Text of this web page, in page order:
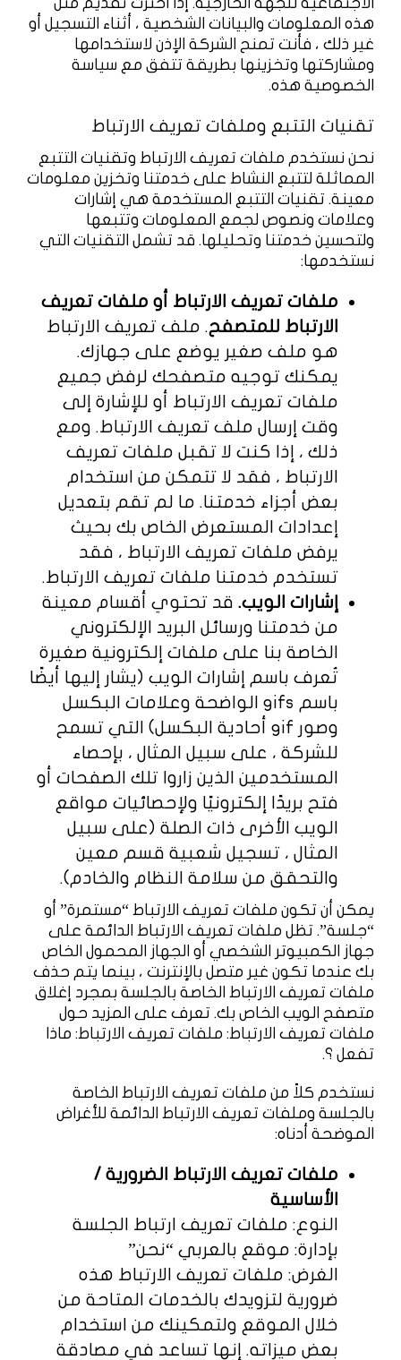
هذه المعلومات والبيانات الشخصية ، أثناء التسجيل أو
غير ذلك ، فأنت تمنح الشركة الإذن لاستخدامها
ومشاركتها وتخزينها بطريقة تتفق مع سياسة
الخصوصية هذه.
تقنيات التتبع وملفات تعريف الارتباط
نحن نستخدم ملفات تعريف الارتباط وتقنيات التتبع
المماثلة لتتبع النشاط على خدمتنا وتخزين معلومات
معينة. تقنيات التتبع المستخدمة هي إشارات
وعلامات ونصوص لجمع المعلومات وتتبعها
ولتحسين خدمتنا وتحليلها. قد تشمل التقنيات التي
نستخدمها:
ملفات تعريف الارتباط أو ملفات تعريف
الارتباط للمتصفح. ملف تعريف الارتباط
هو ملف صغير يوضع على جهازك.
يمكنك توجيه متصفحك لرفض جميع
ملفات تعريف الارتباط أو للإشارة إلى
وقت إرسال ملف تعريف الارتباط. ومع
ذلك ، إذا كنت لا تقبل ملفات تعريف
الارتباط ، فقد لا تتمكن من استخدام
بعض أجزاء خدمتنا. ما لم تقم بتعديل
إعدادات المستعرض الخاص بك بحيث
يرفض ملفات تعريف الارتباط ، فقد
تستخدم خدمتنا ملفات تعريف الارتباط.
إشارات الويب. قد تحتوي أقسام معينة
من خدمتنا ورسائل البريد الإلكتروني
الخاصة بنا على ملفات إلكترونية صغيرة
تُعرف باسم إشارات الويب (يشار إليها أيضًا
باسم gifs الواضحة وعلامات البكسل
وصور gif أحادية البكسل) التي تسمح
للشركة ، على سبيل المثال ، بإحصاء
المستخدمين الذين زاروا تلك الصفحات أو
فتح بريدًا إلكترونيًا ولإحصائيات مواقع
الويب الأخرى ذات الصلة (على سبيل
المثال ، تسجيل شعبية قسم معين
والتحقق من سلامة النظام والخادم).
يمكن أن تكون ملفات تعريف الارتباط “مستمرة” أو
“جلسة”. تظل ملفات تعريف الارتباط الدائمة على
جهاز الكمبيوتر الشخصي أو الجهاز المحمول الخاص
بك عندما تكون غير متصل بالإنترنت ، بينما يتم حذف
ملفات تعريف الارتباط الخاصة بالجلسة بمجرد إغلاق
متصفح الويب الخاص بك. تعرف على المزيد حول
ملفات تعريف الارتباط: ملفات تعريف الارتباط: ماذا
تفعل ؟.
نستخدم كلاً من ملفات تعريف الارتباط الخاصة
بالجلسة وملفات تعريف الارتباط الدائمة للأغراض
الموضحة أدناه:
ملفات تعريف الارتباط الضرورية /
الأساسية
النوع: ملفات تعريف ارتباط الجلسة
بإدارة: موقع بالعربي “نحن”
الغرض: ملفات تعريف الارتباط هذه
ضرورية لتزويدك بالخدمات المتاحة من
خلال الموقع ولتمكينك من استخدام
بعض ميزاته. إنها تساعد في مصادقة